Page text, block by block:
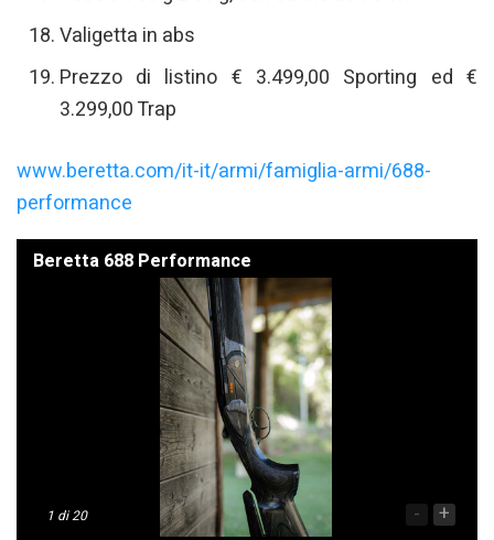
Valigetta in abs
Prezzo di listino € 3.499,00 Sporting ed €
3.299,00 Trap
www.beretta.com/it-it/armi/famiglia-armi/688-
performance
Beretta 688 Performance
1 di 20 - +